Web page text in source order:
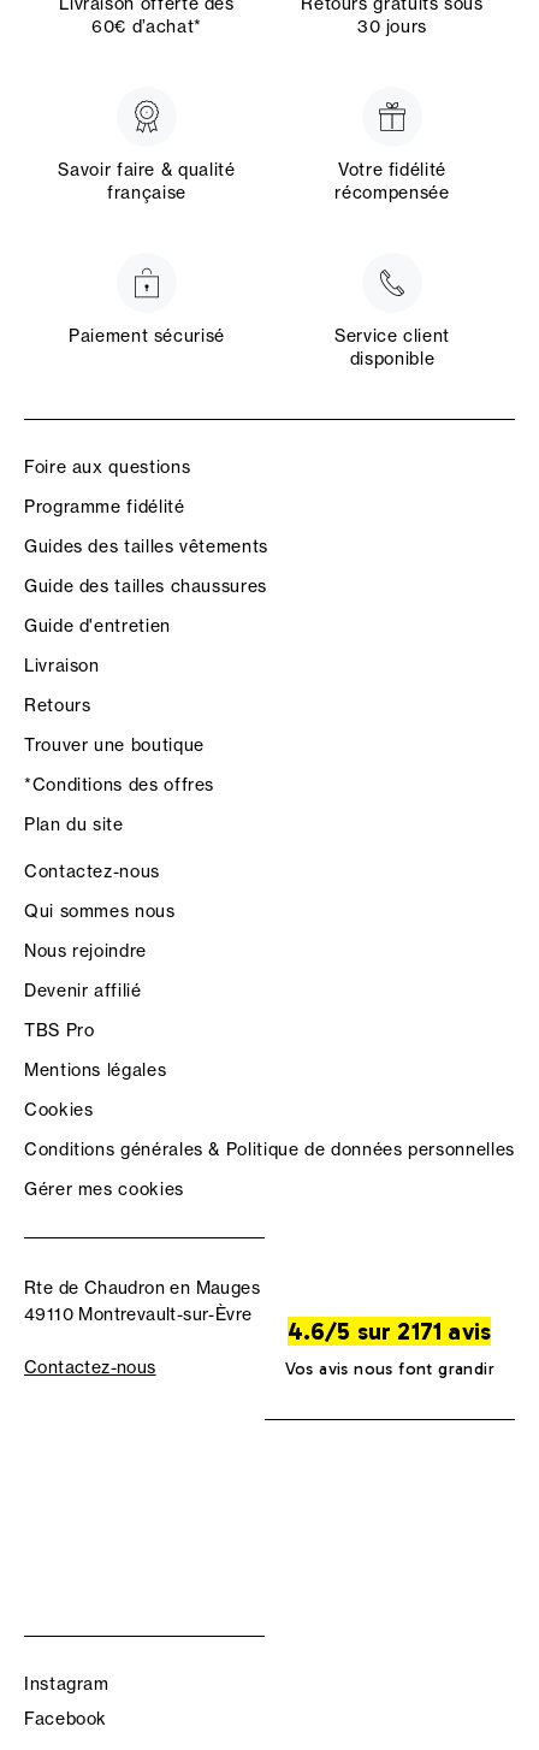
60€ d’achat*
30 jours
Savoir faire & qualité
française
Votre fidélité
récompensée
Paiement sécurisé
Service client
disponible
Foire aux questions
Programme fidélité
Guides des tailles vêtements
Guide des tailles chaussures
Guide d'entretien
Livraison
Retours
Trouver une boutique
*Conditions des offres
Plan du site
Contactez-nous
Qui sommes nous
Nous rejoindre
Devenir affilié
TBS Pro
Mentions légales
Cookies
Conditions générales & Politique de données personnelles
Gérer mes cookies
Rte de Chaudron en Mauges
49110 Montrevault-sur-Èvre
Contactez-nous
4.6/5 sur 2171 avis
Vos avis nous font grandir
Instagram
Facebook